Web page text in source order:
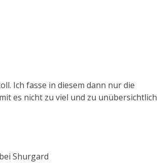
Ich fasse in diesem dann nur die
es nicht zu viel und zu unübersichtlich
Shurgard